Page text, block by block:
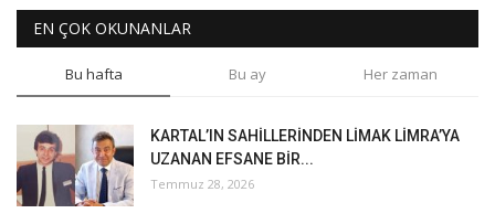
EN ÇOK OKUNANLAR
Bu hafta Bu ay Her zaman
KARTAL’IN SAHİLLERİNDEN LİMAK LİMRA’YA
UZANAN EFSANE BİR...
Temmuz 28, 2026